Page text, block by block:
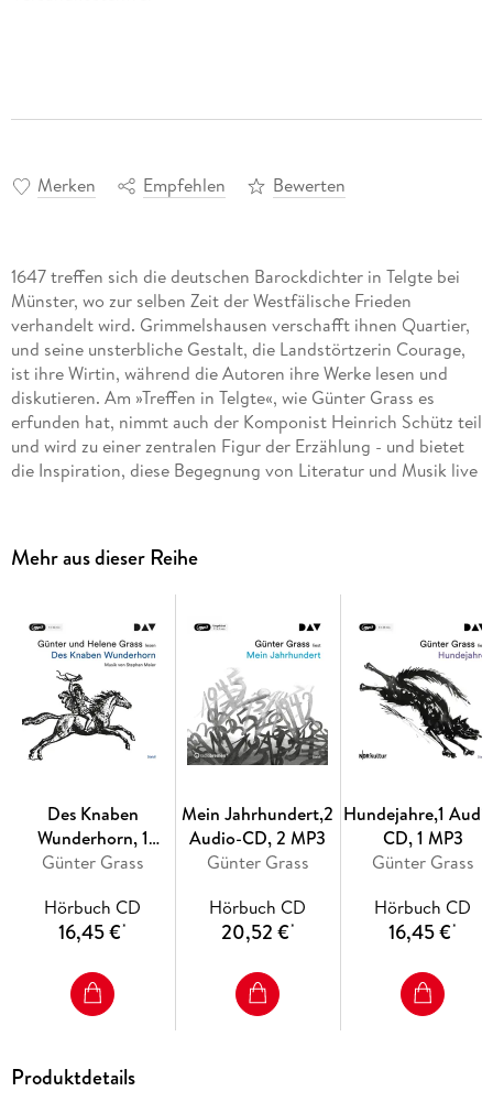
Merken Empfehlen Bewerten
1647 treffen sich die deutschen Barockdichter in Telgte bei
Münster, wo zur selben Zeit der Westfälische Frieden
verhandelt wird. Grimmelshausen verschafft ihnen Quartier,
und seine unsterbliche Gestalt, die Landstörtzerin Courage,
ist ihre Wirtin, während die Autoren ihre Werke lesen und
diskutieren. Am »Treffen in Telgte«, wie Günter Grass es
erfunden hat, nimmt auch der Komponist Heinrich Schütz teil
und wird zu einer zentralen Figur der Erzählung - und bietet
die Inspiration, diese Begegnung von Literatur und Musik live
mit Günter Grass1 mp3-CD | ca. 5 h 14 min
Mehr aus dieser Reihe
Des Knaben
Wunderhorn, 1
Audio-CD, 1 MP3
Günter Grass
Hörbuch CD
16,45 €*
Mein Jahrhundert,2
Audio-CD, 2 MP3
Günter Grass
Hörbuch CD
20,52 €*
Hundejahre,1
CD, 1 MP3
Günter Grass
Hörbuch CD
16,45 €*
Produktdetails